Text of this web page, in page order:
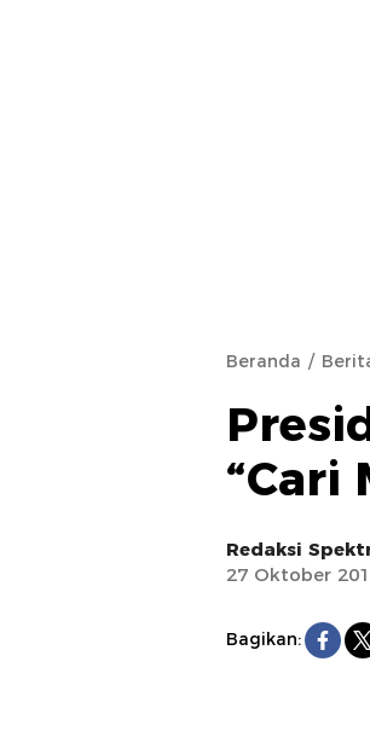
Beranda
“Cari
Redaksi
27 Oktober
Bagikan: